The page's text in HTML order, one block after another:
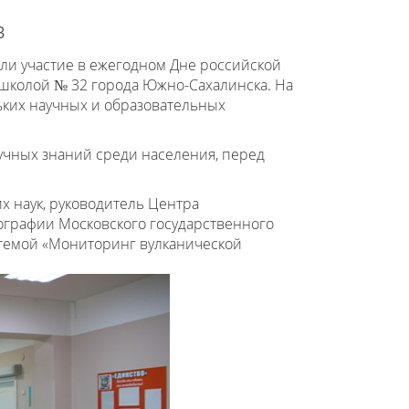
участие в ежегодном Дне российской
№ 32 города Южно-Сахалинска. На
научных и образовательных
знаний среди населения, перед
наук, руководитель Центра
Московского государственного
«Мониторинг вулканической